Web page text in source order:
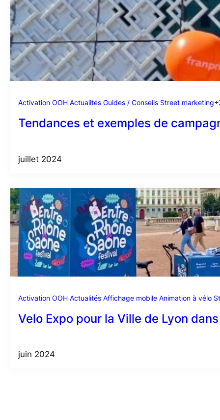
Activation OOH Actualités Guides / Conseils Street marketing
Tendances et exemples de
juillet 2024
Activation OOH Actualités Affichage mobile Animation à vélo
Velo Expo pour la Ville de Lyon
juin 2024